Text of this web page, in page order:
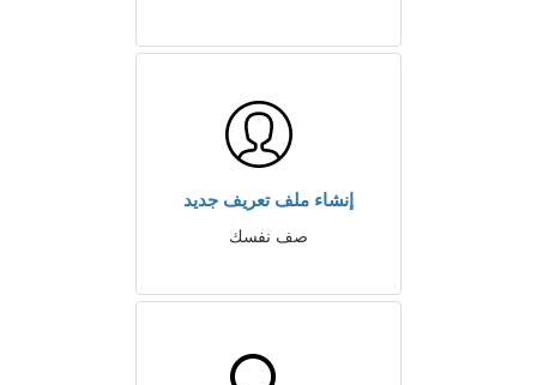
إنشاء ملف تعريف جديد
صف نفسك